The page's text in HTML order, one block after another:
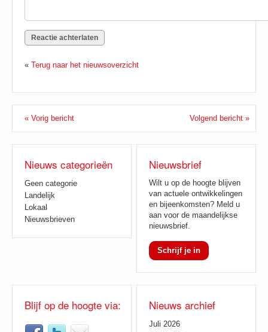
« Terug naar het nieuwsoverzicht
« Vorig bericht Volgend bericht »
Nieuws categorieën
Geen categorie
Landelijk
Lokaal
Nieuwsbrieven
Nieuwsbrief
Wilt u op de hoogte blijven
van actuele ontwikkelingen
en bijeenkomsten? Meld u
aan voor de maandelijkse
nieuwsbrief.
Schrijf je in
Blijf op de hoogte via: Nieuws archief
Juli 2026